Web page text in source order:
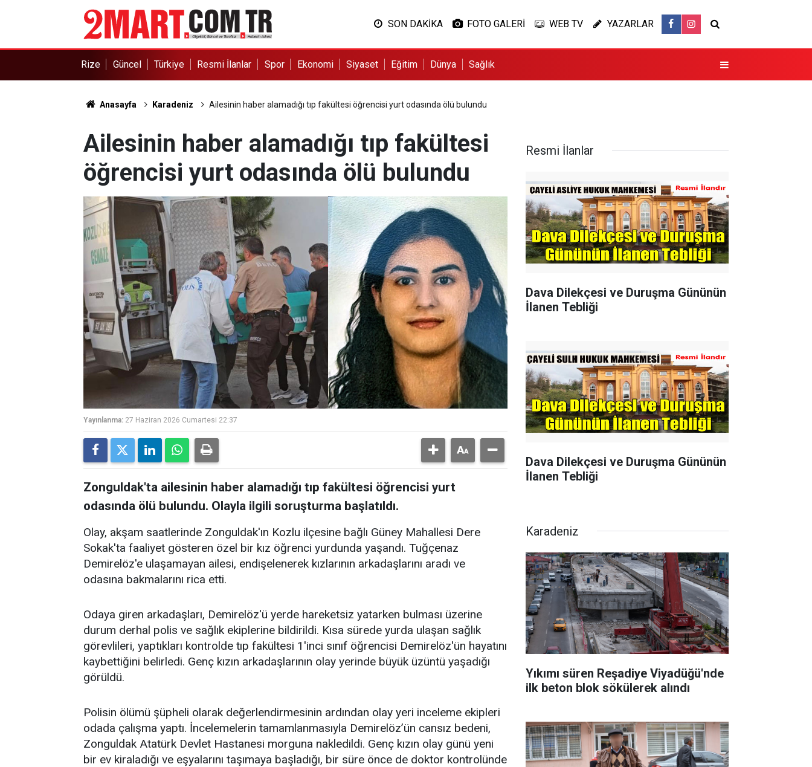
SON DAKİKA FOTO GALERİ WEB TV YAZARLAR
Rize Güncel Türkiye Resmi İlanlar Spor Ekonomi Siyaset Eğitim Dünya Sağlık
Anasayfa Karadeniz Ailesinin haber alamadığı tıp fakültesi öğrencisi yurt odasında ölü bulundu
Ailesinin haber alamadığı tıp fakültesi
öğrencisi yurt odasında ölü bulundu
Yayınlanma: 27 Haziran 2026 Cumartesi 22:37
Zonguldak'ta ailesinin haber alamadığı tıp fakültesi öğrencisi yurt
odasında ölü bulundu. Olayla ilgili soruşturma başlatıldı.
Olay, akşam saatlerinde Zonguldak'ın Kozlu ilçesine bağlı Güney Mahallesi Dere
Sokak'ta faaliyet gösteren özel bir kız öğrenci yurdunda yaşandı. Tuğçenaz
Demirelöz'e ulaşamayan ailesi, endişelenerek kızlarının arkadaşlarını aradı ve
odasına bakmalarını rica etti.
Odaya giren arkadaşları, Demirelöz'ü yerde hareketsiz yatarken bulması üzerine
durum derhal polis ve sağlık ekiplerine bildirildi. Kısa sürede yurda ulaşan sağlık
görevlileri, yaptıkları kontrolde tıp fakültesi 1'inci sınıf öğrencisi Demirelöz'ün hayatını
kaybettiğini belirledi. Genç kızın arkadaşlarının olay yerinde büyük üzüntü yaşadığı
görüldü.
Polisin ölümü şüpheli olarak değerlendirmesinin ardından olay yeri inceleme ekipleri
odada çalışma yaptı. İncelemelerin tamamlanmasıyla Demirelöz’ün cansız bedeni,
Zonguldak Atatürk Devlet Hastanesi morguna nakledildi. Genç kızın olay günü yeni
bir ev kiraladığı ve eşyalarını taşımaya başladığı, bir süre önce de doktor kontrolünde
Resmi İlanlar
Dava Dilekçesi ve Duruşma Gününün
İlanen Tebliği
Dava Dilekçesi ve Duruşma Gününün
İlanen Tebliği
Karadeniz
Yıkımı süren Reşadiye Viyadüğü'nde
ilk beton blok sökülerek alındı